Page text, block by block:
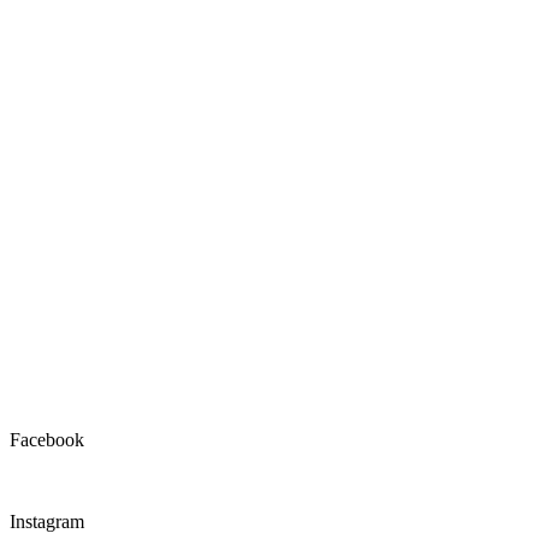
Facebook
Instagram